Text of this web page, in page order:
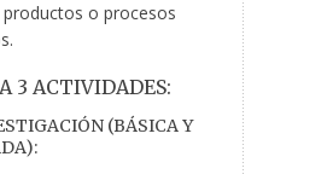
o procesos
3 ACTIVIDADES:
(BÁSICA Y